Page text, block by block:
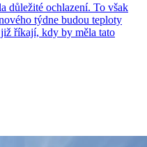
důležité ochlazení. To však
týdne budou teploty
říkají, kdy by měla tato